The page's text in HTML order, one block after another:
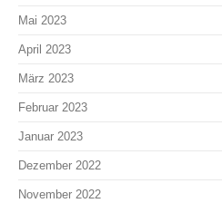
Mai 2023
April 2023
März 2023
Februar 2023
Januar 2023
Dezember 2022
November 2022